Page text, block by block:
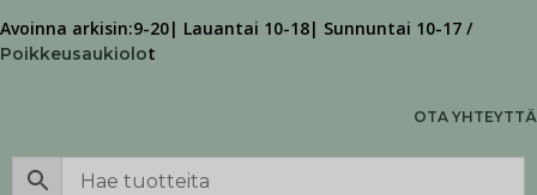
Avoinna arkisin:9-20| Lauantai 10-18| Sunnuntai 10-17 /
Poikkeusaukiolot
OTA YHTEYTTÄ